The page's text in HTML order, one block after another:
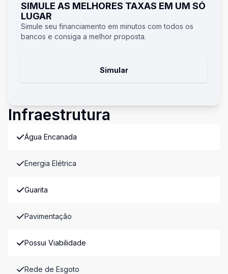
SIMULE AS MELHORES TAXAS EM UM SÓ
LUGAR
Simule seu financiamento em minutos com todos os
bancos e consiga a melhor proposta.
Simular
Infraestrutura
Água Encanada
Energia Elétrica
Guarita
Pavimentação
Possui Viabilidade
Rede de Esgoto